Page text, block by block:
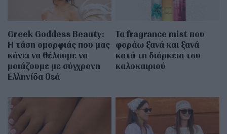
Greek Goddess Beauty:
Η τάση ομορφιάς που μας
κάνει να θέλουμε να
μοιάζουμε με σύγχρονη
Ελληνίδα θεά
Τα fragrance mist που
φοράω ξανά και ξανά
κατά τη διάρκεια του
καλοκαιριού